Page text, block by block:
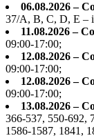
06.08.2026 –
37/A, B, C, D, E –
11.08.2026 –
09:00-17:00;
12.08.2026 –
09:00-17:00;
12.08.2026 –
09:00-17:00;
13.08.2026 –
366-537, 550-692,
1586-1587, 1841,